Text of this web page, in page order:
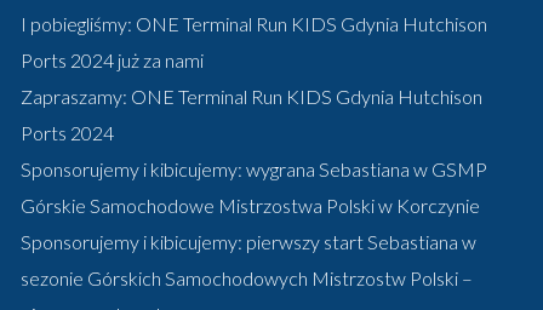
I pobiegliśmy: ONE Terminal Run KIDS Gdynia Hutchison
Ports 2024 już za nami
Zapraszamy: ONE Terminal Run KIDS Gdynia Hutchison
Ports 2024
Sponsorujemy i kibicujemy: wygrana Sebastiana w GSMP
Górskie Samochodowe Mistrzostwa Polski w Korczynie
Sponsorujemy i kibicujemy: pierwszy start Sebastiana w
sezonie Górskich Samochodowych Mistrzostw Polski –